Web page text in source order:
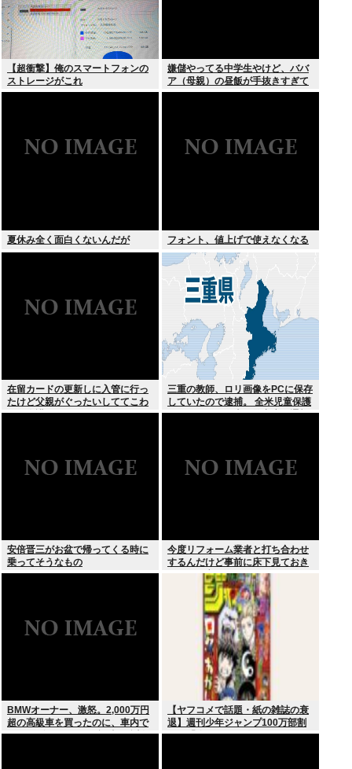
【超衝撃】俺のスマートフォンの
ストレージがこれ
嫌儲やってる中学生やけど、ババ
ア（母親）の昼飯が手抜きすぎて
キレそう
夏休み全く面白くないんだが フォント、値上げで使えなくなる
在留カードの更新しに入管に行っ
たけど父親がぐったいしててこわ
い要介護3
三重の教師、ロリ画像をPCに保存
していたので逮捕。 全米児童保護
センターから日本の警察庁に通報
安倍晋三がお盆で帰ってくる時に
乗ってそうなもの
今度リフォーム業者と打ち合わせ
するんだけど事前に床下見ておき
たいって言われたんだけどそうい
うものなの？
BMWオーナー、激怒。2,000万円
超の高級車を買ったのに、車内で
スパイダーマンCMの視聴を強制
【ヤフコメで話題・紙の雑誌の衰
退】週刊少年ジャンプ100万部割
れは「終わり」の始まりか